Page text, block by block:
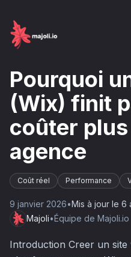
Pourquoi
(Wix) finit
coûter plus
agence
Coût réel Performance
9 janvier 2026•Mis à jour le 6
Majoli•Équipe de Majoli.io
Introduction Creer un site